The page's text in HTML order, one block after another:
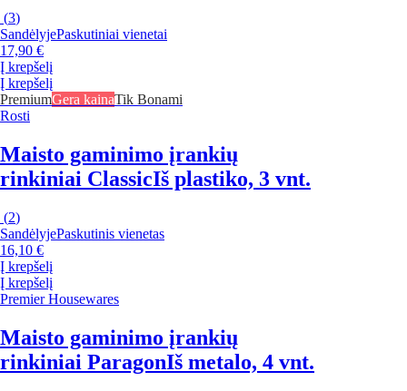
(3)
SandėlyjePaskutiniai vienetai
17,90 €
Į krepšelį
Į krepšelį
PremiumGera kainaTik Bonami
Rosti
Maisto gaminimo įrankių
rinkiniai ClassicIš plastiko, 3 vnt.
(2)
SandėlyjePaskutinis vienetas
16,10 €
Į krepšelį
Į krepšelį
Premier Housewares
Maisto gaminimo įrankių
rinkiniai ParagonIš metalo, 4 vnt.